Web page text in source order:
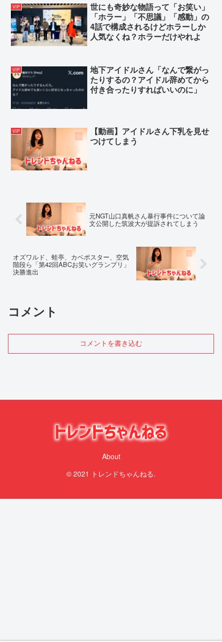
VIP
世にも奇妙な物語って「お笑い」
「ホラー」「不思議」「感動」の
4話で構成されるけどホラーしか
人気なくね？ホラーだけやれよ
VIP
地下アイドルさん「なんで繋がっ
たりするの？アイドル辞めてから
付き合ったりすればいいのに」
VIP
【動画】アイドルさん下乳を見せ
つけてしまう
元NGT山口真帆さん暴行事件について論
文公開した筑波大が提訴されてしまう
オズワルド、蛙亭、カベポスター、空気
階段ら「第42回ABCお笑いグランプリ」
決勝進出
コメント
コメントを書き込む
About
© 2021 トレンドちゃんねる.